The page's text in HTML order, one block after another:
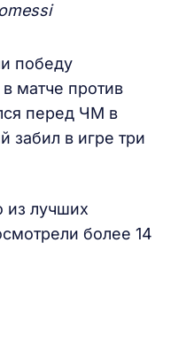
победу
матче против
перед ЧМ в
забил в игре три
из лучших
более 14